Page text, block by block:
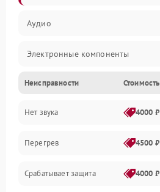
Аудио
Электронные компоненты
Управление
Корпус/Герметичность
Неисправности Стоимость
Нет звука 4000 ₽
Перегрев 4500 ₽
Срабатывает защита 4000 ₽